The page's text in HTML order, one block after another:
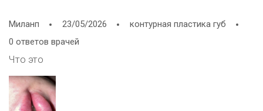
Миланп 23/05/2026
контурная пластика губ
0 ответов врачей
Что это